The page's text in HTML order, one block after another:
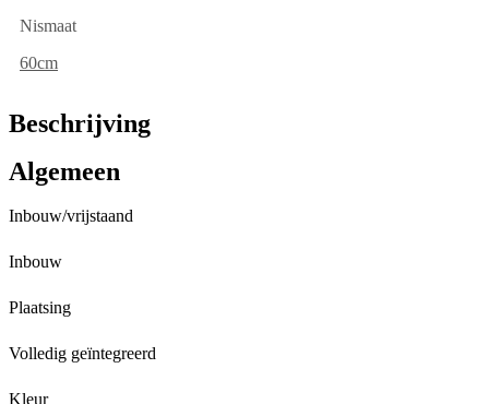
Nismaat
60cm
Beschrijving
Algemeen
Inbouw/vrijstaand
Inbouw
Plaatsing
Volledig geïntegreerd
Kleur